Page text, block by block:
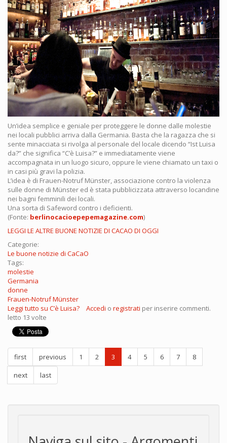
Un’idea semplice e geniale per proteggere le donne dalle molestie
nei locali pubblici arriva dalla Germania. Basta che la ragazza che si
sente minacciata si rivolga al personale del locale dicendo “Ist Luisa
da?” che significa “C’è Luisa?” e immediatamente viene
accompagnata in un luogo sicuro, oppure le viene chiamato un taxi o
in casi più gravi la polizia.
L’idea è di Frauen-Notruf Münster, associazione contro la violenza
sulle donne di Münster ed è stata pubblicizzata attraverso locandine
nei bagni femminili dei locali.
Una sorta di Safeword contro i deficienti.
(Fonte: berlinocacioepepemagazine.com)
LEGGI LE ALTRE BUONE NOTIZIE DI CACAO DI OGGI
Categorie:
Le buone notizie di CaCaO
Tags:
molestie
Germania
donne
Frauen-Notruf Münster
Leggi tutto su C’è Luisa? Accedi o registrati per inserire commenti.
letto 13 volte
first previous 1 2 3 4 5 6 7
8
next
last